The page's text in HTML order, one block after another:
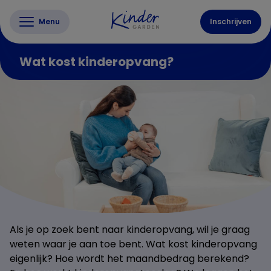
Menu Inschrijven
Wat kost kinderopvang?
Als je op zoek bent naar kinderopvang, wil je graag
weten waar je aan toe bent. Wat kost kinderopvang
eigenlijk? Hoe wordt het maandbedrag berekend?